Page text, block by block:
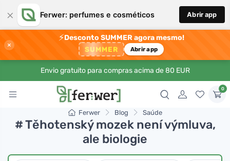
× Ferwer: perfumes e cosméticos Abrir app
×
⚡Desconto SUMMER agora mesmo!
SUMMER Abrir app
Envio gratuito para compras acima de 80 EUR
0
Ferwer Blog Saúde
# Těhotenský mozek není výmluva,
ale biologie